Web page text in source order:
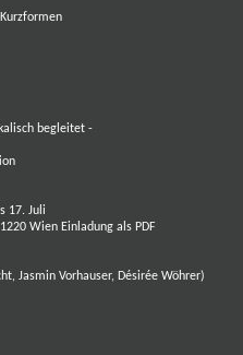
begleitet -
17. Juli
Wien Einladung als PDF
Jasmin Vorhauser, Désirée Wöhrer)